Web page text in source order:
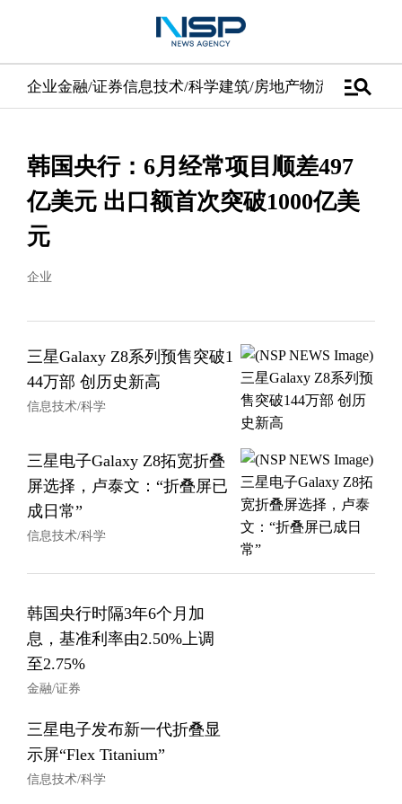
企业金融/证券信息技术/科学建筑/房地产物流/配送汽车
manage_search
韩国央行：6月经常项目顺差497
亿美元 出口额首次突破1000亿美
元
企业
三星Galaxy Z8系列预售突破1
44万部 创历史新高
信息技术/科学
三星电子Galaxy Z8拓宽折叠
屏选择，卢泰文：“折叠屏已
成日常”
信息技术/科学
韩国央行时隔3年6个月加
息，基准利率由2.50%上调
至2.75%
金融/证券
三星电子发布新一代折叠显
示屏“Flex Titanium”
信息技术/科学